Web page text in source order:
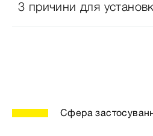
3 причини для
Сфера